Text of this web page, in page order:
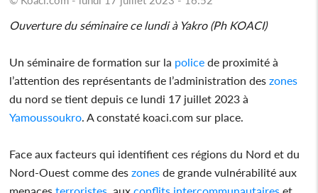
Ouverture du séminaire ce lundi à Yakro (Ph KOACI)
Un séminaire de formation sur la police de proximité à
l’attention des représentants de l’administration deszones
du nord se tient depuis ce lundi 17 juillet 2023 à
Yamoussoukro . A constaté koaci.com sur place.
Face aux facteurs qui identifient ces régions du Nord et du
Nord-Ouest comme deszones de grande vulnérabilité aux